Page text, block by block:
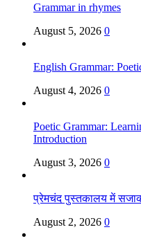
Grammar in rhymes
August 5, 2026 0
English Grammar:
August 4, 2026 0
Poetic Grammar:
Introduction
August 3, 2026 0
प्रेमचंद पुस्तकालय में
August 2, 2026 0